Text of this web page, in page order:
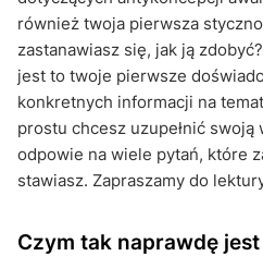
również twoja pierwsza
zastanawiasz się, jak ją
jest to twoje pierwsze
konkretnych informacji na
prostu chcesz uzupełnić swoją
odpowie na wiele pytań, które
stawiasz. Zapraszamy do
Czym tak naprawdę